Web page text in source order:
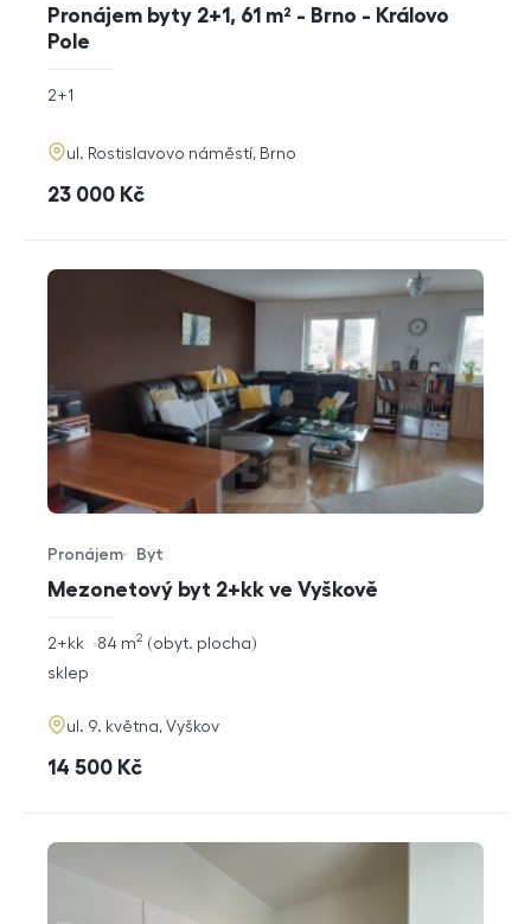
Pronájem byty 2+1, 61 m² - Brno - Královo
Pole
rozměry
dispozice
2+1
adresa
ul. Rostislavovo náměstí, Brno
cena
23 000 Kč
Mezonetový byt 2+kk ve Vyškově
Typ nabídky
Pronájem
Typ nemovitosti
Byt
rozměry
dispozice
2+kk obyt. plocha
84 m2
funkce
sklep
adresa
ul. 9. května, Vyškov
cena
14 500 Kč